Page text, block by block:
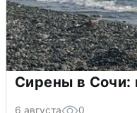
Сирены в Сочи:
6 августа 0